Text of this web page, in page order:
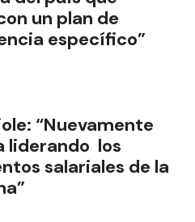
un plan de
específico”
“Nuevamente
liderando los
salariales de la